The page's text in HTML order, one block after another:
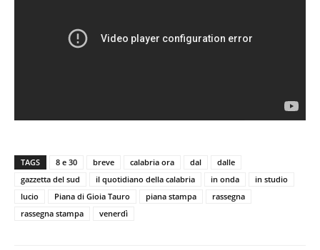
TAGS 8 e 30 breve calabria ora dal
dalle
gazzetta del sud
il quotidiano della calabria in onda
in studio
lucio
Piana di Gioia Tauro piana stampa
rassegna
rassegna stampa
venerdì